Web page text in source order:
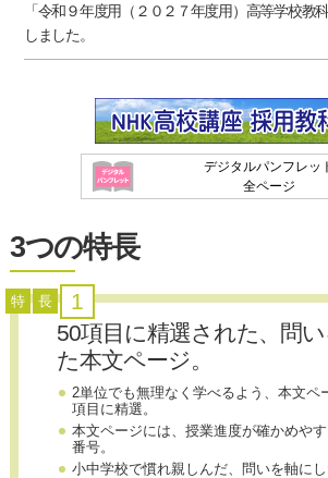
「令和９年度用（２０２７年度用）高等学校教
しました。
デジタルパンフレッ
全ページ
3つの特長
特 長
1
50項目に精選された、問
た本文ページ。
2単位でも無理なく学べるよう、本文ペ
項目に精選。
本文ページには、授業進度が確かめや
番号。
小中学校で慣れ親しんだ、問いを軸にし